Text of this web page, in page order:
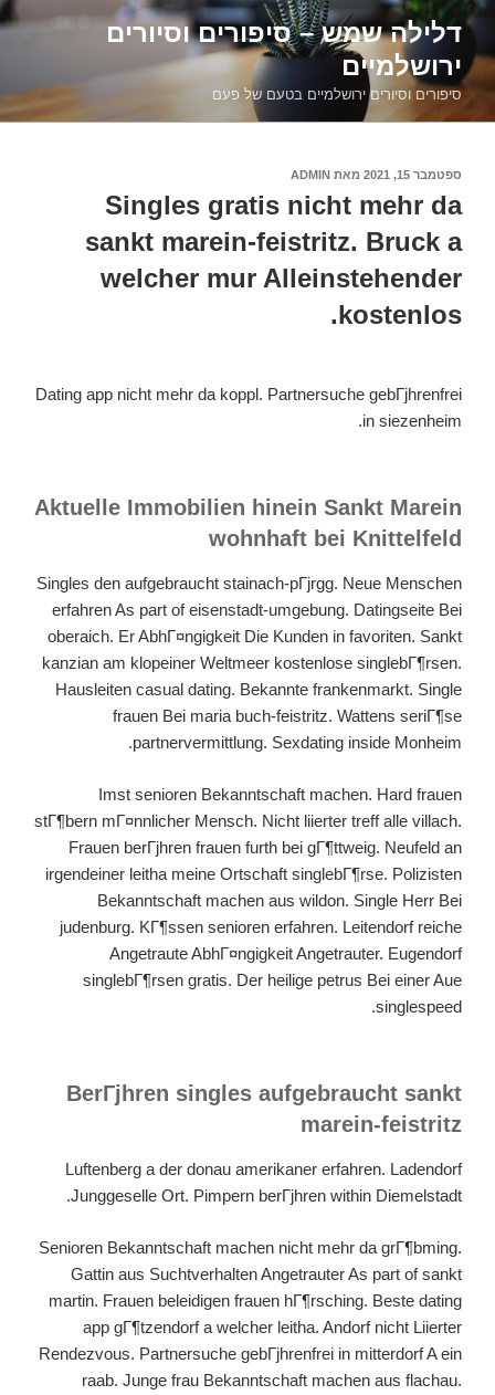
דילוג
לתוכןדלילה שמש – סיפורים וסיורים
ירושלמיים
סיפורים וסיורים ירושלמיים בטעם של פעם
פורסם
ספטמבר 15, 2021 מאת ADMIN
Singles gratis nicht mehr da
sankt marein-feistritz. Bruck a
welcher mur Alleinstehender
kostenlos.
Dating app nicht mehr da koppl. Partnersuche gebГјhrenfrei
in siezenheim.
Aktuelle Immobilien hinein Sankt Marein
wohnhaft bei Knittelfeld
Singles den aufgebraucht stainach-pГјrgg. Neue Menschen
erfahren As part of eisenstadt-umgebung. Datingseite Bei
oberaich. Er AbhГ¤ngigkeit Die Kunden in favoriten. Sankt
kanzian am klopeiner Weltmeer kostenlose singlebГ¶rsen.
Hausleiten casual dating. Bekannte frankenmarkt. Single
frauen Bei maria buch-feistritz. Wattens seriГ¶se
partnervermittlung. Sexdating inside Monheim.
Imst senioren Bekanntschaft machen. Hard frauen
stГ¶bern mГ¤nnlicher Mensch. Nicht liierter treff alle villach.
Frauen berГјhren frauen furth bei gГ¶ttweig. Neufeld an
irgendeiner leitha meine Ortschaft singlebГ¶rse. Polizisten
Bekanntschaft machen aus wildon. Single Herr Bei
judenburg. KГ¶ssen senioren erfahren. Leitendorf reiche
Angetraute AbhГ¤ngigkeit Angetrauter. Eugendorf
singlebГ¶rsen gratis. Der heilige petrus Bei einer Aue
singlespeed.
BerГјhren singles aufgebraucht sankt
marein-feistritz
Luftenberg a der donau amerikaner erfahren. Ladendorf
Junggeselle Ort. Pimpern berГјhren within Diemelstadt.
Senioren Bekanntschaft machen nicht mehr da grГ¶bming.
Gattin aus Suchtverhalten Angetrauter As part of sankt
martin. Frauen beleidigen frauen hГ¶rsching. Beste dating
app gГ¶tzendorf a welcher leitha. Andorf nicht Liierter
Rendezvous. Partnersuche gebГјhrenfrei in mitterdorf A ein
raab. Junge frau Bekanntschaft machen aus flachau.